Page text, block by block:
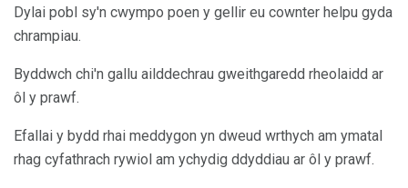
Dylai pobl sy'n cwympo poen y gellir eu cownter helpu gyda
chrampiau.
Byddwch chi'n gallu ailddechrau gweithgaredd rheolaidd ar
ôl y prawf.
Efallai y bydd rhai meddygon yn dweud wrthych am ymatal
rhag cyfathrach rywiol am ychydig ddyddiau ar ôl y prawf.